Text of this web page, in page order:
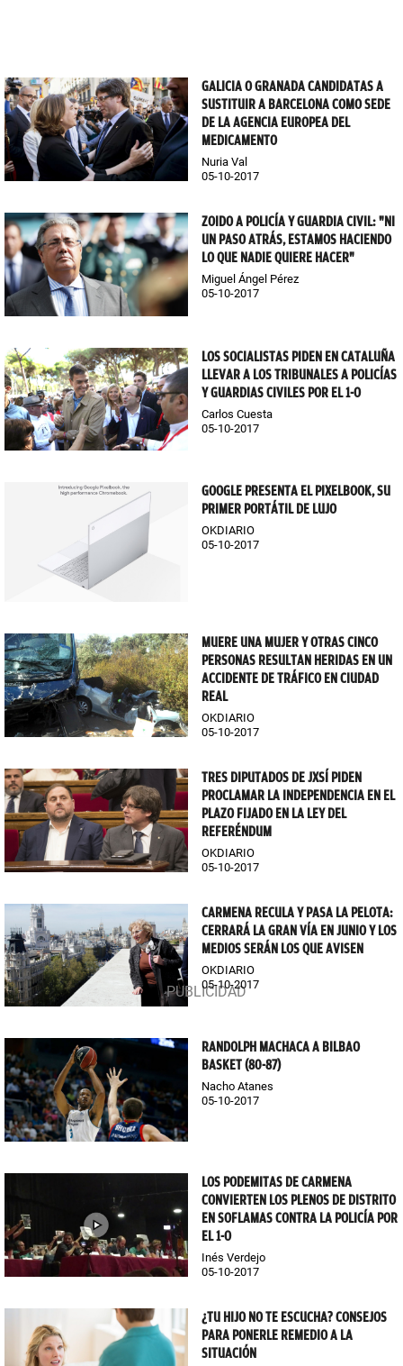
GALICIA O GRANADA CANDIDATAS A
SUSTITUIR A BARCELONA COMO SEDE
DE LA AGENCIA EUROPEA DEL
MEDICAMENTO
Nuria Val
05-10-2017
ZOIDO A POLICÍA Y GUARDIA CIVIL: "NI
UN PASO ATRÁS, ESTAMOS HACIENDO
LO QUE NADIE QUIERE HACER"
Miguel Ángel Pérez
05-10-2017
LOS SOCIALISTAS PIDEN EN CATALUÑA
LLEVAR A LOS TRIBUNALES A POLICÍAS
Y GUARDIAS CIVILES POR EL 1-O
Carlos Cuesta
05-10-2017
GOOGLE PRESENTA EL PIXELBOOK, SU
PRIMER PORTÁTIL DE LUJO
OKDIARIO
05-10-2017
MUERE UNA MUJER Y OTRAS CINCO
PERSONAS RESULTAN HERIDAS EN UN
ACCIDENTE DE TRÁFICO EN CIUDAD
REAL
OKDIARIO
05-10-2017
TRES DIPUTADOS DE JXSÍ PIDEN
PROCLAMAR LA INDEPENDENCIA EN EL
PLAZO FIJADO EN LA LEY DEL
REFERÉNDUM
OKDIARIO
05-10-2017
CARMENA RECULA Y PASA LA PELOTA:
CERRARÁ LA GRAN VÍA EN JUNIO Y LOS
MEDIOS SERÁN LOS QUE AVISEN
OKDIARIO
05-10-2017
RANDOLPH MACHACA A BILBAO
BASKET (80-87)
Nacho Atanes
05-10-2017
LOS PODEMITAS DE CARMENA
CONVIERTEN LOS PLENOS DE DISTRITO
EN SOFLAMAS CONTRA LA POLICÍA POR
EL 1-O
Inés Verdejo
05-10-2017
¿TU HIJO NO TE ESCUCHA? CONSEJOS
PARA PONERLE REMEDIO A LA
SITUACIÓN